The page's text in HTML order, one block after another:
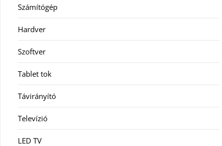
Számítógép
Hardver
Szoftver
Tablet tok
Távirányító
Televízió
LED TV